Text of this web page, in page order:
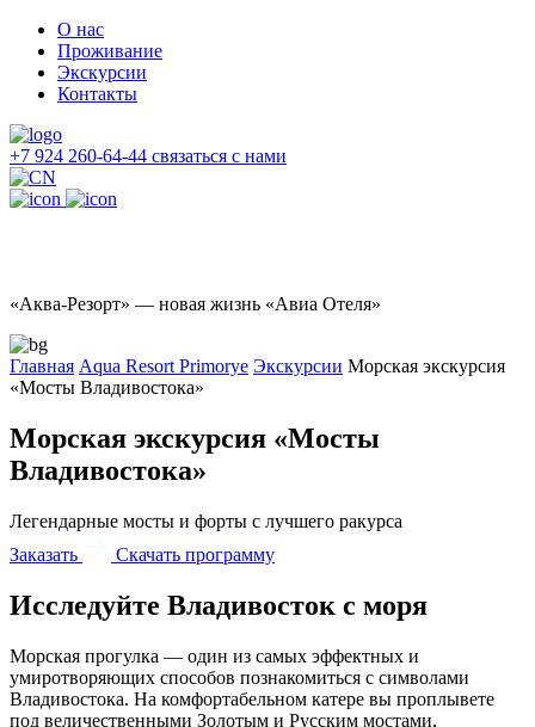
О нас
Проживание
Экскурсии
Контакты
+7 924 260-64-44 связаться с нами
«Аква-Резорт» — новая жизнь «Авиа Отеля»
Главная Aqua Resort Primorye Экскурсии Морская экскурсия
«Мосты Владивостока»
Морская экскурсия «Мосты
Владивостока»
Легендарные мосты и форты с лучшего ракурса
Заказать
Скачать программу
Исследуйте Владивосток с моря
Морская прогулка — один из самых эффектных и
умиротворяющих способов познакомиться с символами
Владивостока. На комфортабельном катере вы проплывете
под величественными Золотым и Русским мостами,